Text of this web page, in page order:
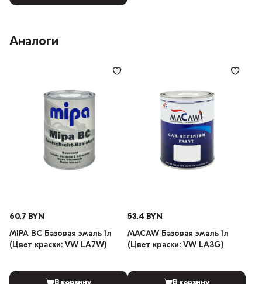
Аналоги
60.7 BYN
MIPA BC Базовая эмаль 1л
(Цвет краски: VW LA7W)
В корзину
53.4 BYN
MACAW Базовая эмаль 1л
(Цвет краски: VW LA3G)
В корзину